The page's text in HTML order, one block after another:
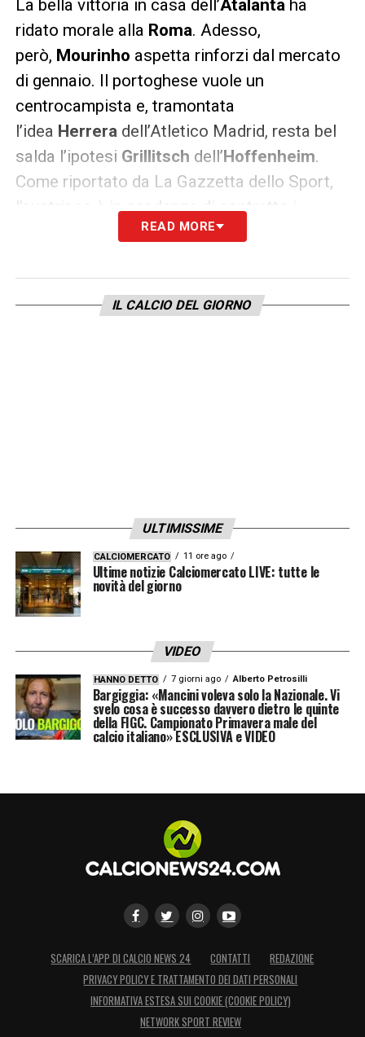
La bella vittoria in casa dell’Atalanta ha
ridato morale alla Roma. Adesso,
però, Mourinho aspetta rinforzi dal mercato
di gennaio. Il portoghese vuole un
centrocampista e, tramontata
l’idea Herrera dell’Atletico Madrid, resta bel
salda l’ipotesi Grillitsch dell’Hoffenheim.
Come riportato da La Gazzetta dello Sport,
l’austriaco è in scadenza di contratto i
giallorossi potrebbero così strapparla a
E se per il centrocampoMourinho
sfondo.
LA PLAYLIST DELLE NOSTRE TOP NEWS
READ MORE
IL CALCIO DEL GIORNO
ULTIMISSIME
CALCIOMERCATO 11 ore ago
Ultime notizie Calciomercato LIVE: tutte le
novità del giorno
VIDEO
HANNO DETTO 7 giorni ago Alberto Petrosilli
Bargiggia: «Mancini voleva solo la Nazionale. Vi
svelo cosa è successo davvero dietro le quinte
della FIGC. Campionato Primavera male del
calcio italiano» ESCLUSIVA e VIDEO
SCARICA L’APP DI CALCIO NEWS 24 CONTATTI
REDAZIONE
PRIVACY POLICY E TRATTAMENTO DEI DATI PERSONALI
INFORMATIVA ESTESA SUI COOKIE (COOKIE POLICY)
NETWORK SPORT REVIEW